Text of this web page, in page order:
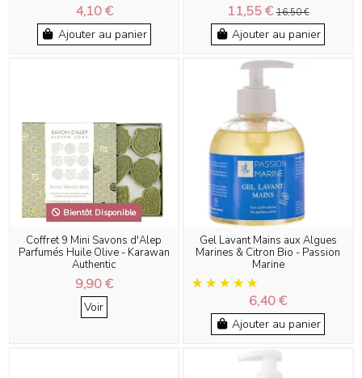
4,10 €
Ajouter au panier
11,55 €16,50 €
Ajouter au panier
Bientôt Disponible
Coffret 9 Mini Savons d'Alep
Parfumés Huile Olive - Karawan
Authentic
9,90 €
Voir
Gel Lavant Mains aux Algues
Marines & Citron Bio - Passion
Marine
6,40 €
Ajouter au panier